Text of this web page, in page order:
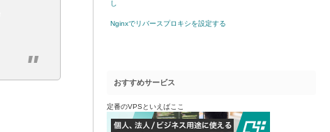
し
Nginxでリバースプロキシを設定する
おすすめサービス
定番のVPSといえばここ